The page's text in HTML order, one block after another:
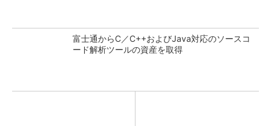
富士通からC／C++およびJava対応のソースコ
ード解析ツールの資産を取得